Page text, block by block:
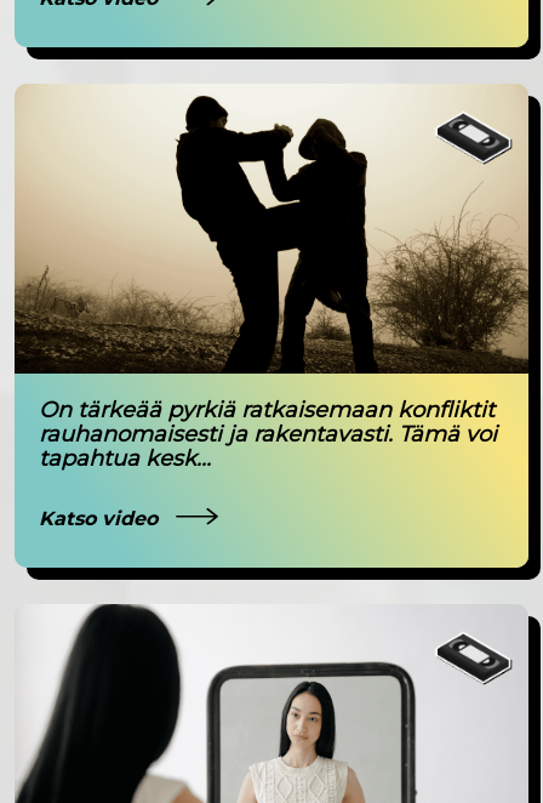
On tärkeää pyrkiä ratkaisemaan konfliktit
rauhanomaisesti ja rakentavasti. Tämä voi
tapahtua kesk...
Katso video